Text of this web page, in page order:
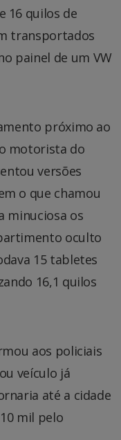
16 quilos de
transportados
painel de um VW
próximo ao
motorista do
versões
o que chamou
minuciosa os
oculto
15 tabletes
16,1 quilos
aos policiais
veículo já
até a cidade
mil pelo